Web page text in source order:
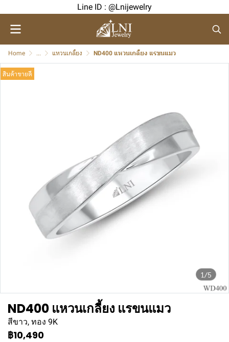
Line ID : @Lnijewelry
Home ... แหวนเกลี้ยง ND400 แหวนเกลี้ยง แรขนแมว
1/5
สินค้าขายดี
ND400 แหวนเกลี้ยง แรขนแมว
สีขาว, ทอง 9K
฿10,490